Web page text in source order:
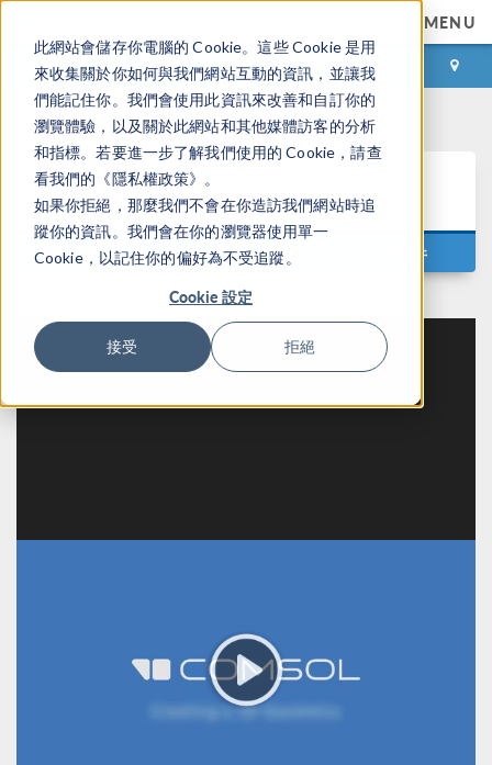
此網站會儲存你電腦的 Cookie。這些 Cookie 是用
來收集關於你如何與我們網站互動的資訊，並讓我
們能記住你。我們會使用此資訊來改善和自訂你的
瀏覽體驗，以及關於此網站和其他媒體訪客的分析
和指標。若要進一步了解我們使用的 Cookie，請查
看我們的《隱私權政策》。
如果你拒絕，那麼我們不會在你造訪我們網站時追
蹤你的資訊。我們會在你的瀏覽器使用單一
Cookie，以記住你的偏好為不受追蹤。
Cookie 設定
接受 拒絕
MENU
登录 咨询与购买
COMSOL®学习中
心
通过视频自学如何使用 COMSOL Multiphysics 软件